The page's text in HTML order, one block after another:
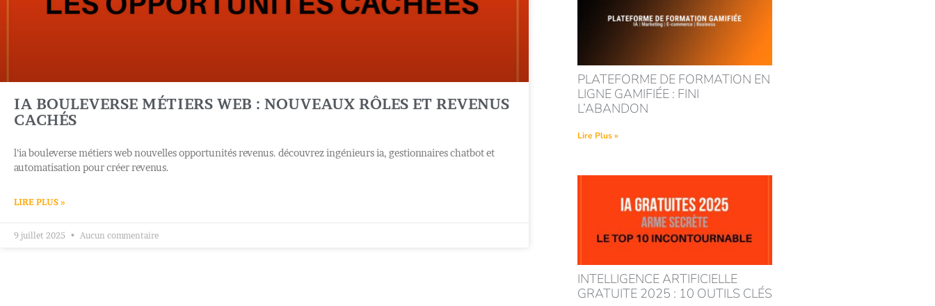
IA BOULEVERSE MÉTIERS WEB : NOUVEAUX RÔLES ET REVENUS
CACHÉS
l’ia bouleverse métiers web nouvelles opportunités revenus. découvrez ingénieurs ia, gestionnaires chatbot et
automatisation pour créer revenus.
LIRE PLUS »
9 juillet 2025 Aucun commentaire
PLATEFORME DE FORMATION EN
LIGNE GAMIFIÉE : FINI
L’ABANDON
Lire Plus »
INTELLIGENCE ARTIFICIELLE
GRATUITE 2025 : 10 OUTILS CLÉS